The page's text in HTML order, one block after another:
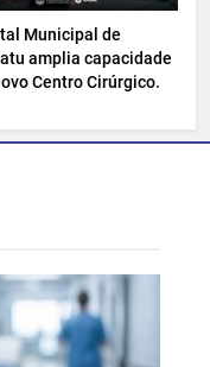
Municipal de
amplia capacidade
Centro Cirúrgico.